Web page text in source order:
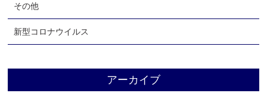
その他
新型コロナウイルス
アーカイブ